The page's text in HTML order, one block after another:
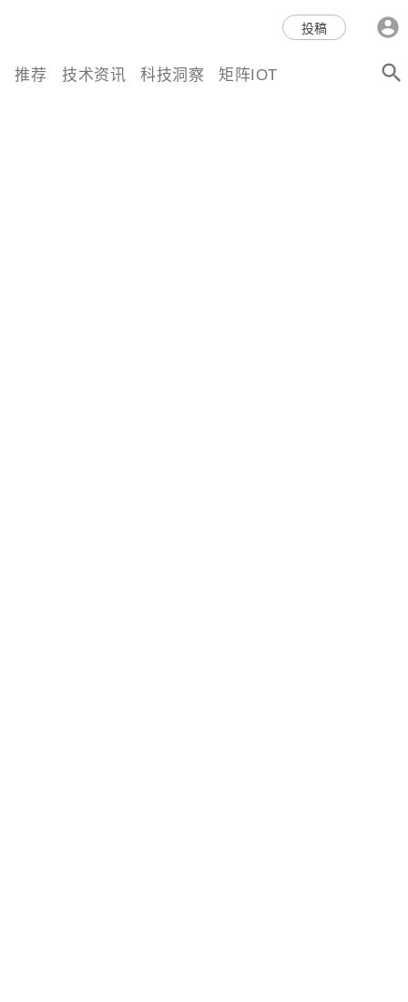
科技互联网,科技,资讯,动态,洞
察,量子,计算,AI,人工智能,机器
投稿
推荐 技术资讯 科技洞察 矩阵IOT